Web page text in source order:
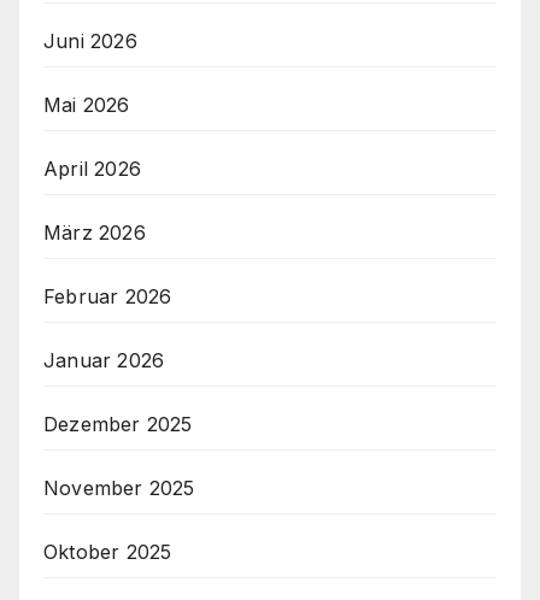
Juni 2026
Mai 2026
April 2026
März 2026
Februar 2026
Januar 2026
Dezember 2025
November 2025
Oktober 2025